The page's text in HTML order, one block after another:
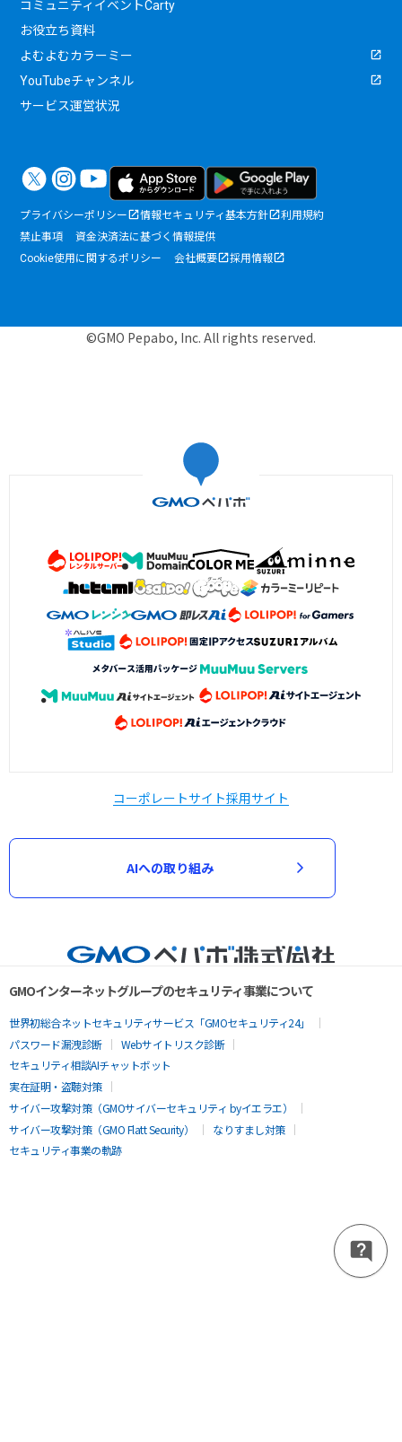
コミュニティイベントCarty
お役立ち資料
よむよむカラーミー
YouTubeチャンネル
サービス運営状況
プライバシーポリシー 情報セキュリティ基本方針
利用規約
禁止事項
資金決済法に基づく情報提供
Cookie使用に関するポリシー
会社概要 採用情報
©GMO Pepabo, Inc. All rights reserved.
コーポレートサイト採用サイト
AIへの取り組み
GMOインターネットグループのセキュリティ事業について
世界初総合ネットセキュリティサービス「GMOセキュリティ24」
パスワード漏洩診断
Webサイトリスク診断
セキュリティ相談AIチャットボット
実在証明・盗聴対策
サイバー攻撃対策（GMOサイバーセキュリティ byイエラエ）
サイバー攻撃対策（GMO Flatt Security）
なりすまし対策
セキュリティ事業の軌跡